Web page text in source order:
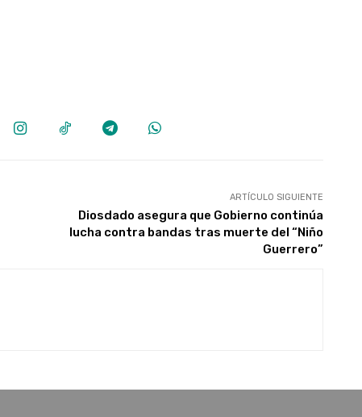
ARTÍCULO SIGUIENTE
Diosdado asegura que Gobierno continúa
lucha contra bandas tras muerte del “Niño
Guerrero”